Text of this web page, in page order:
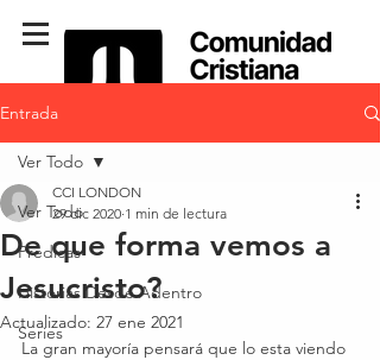
Entrada
Ver Todo
Predicas
Historias Desde Adentro
Series
Ver Todo
De que forma vemos a
Jesucristo?
CCI LONDON
29 dic 2020 1 min de lectura
Actualizado: 27 ene 2021
La gran mayoría pensará que lo esta viendo